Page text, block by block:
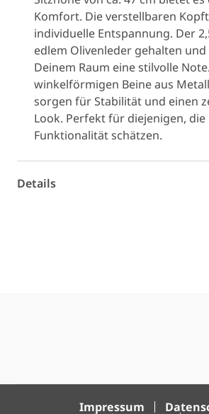
Komfort. Die verstellbaren
individuelle Entspannung. Der
edlem Olivenleder gehalten
Deinem Raum eine stilvolle
winkelförmigen Beine aus
sorgen für Stabilität und einen
Look. Perfekt für diejenigen, die
Funktionalität schätzen.
Details
Impressum